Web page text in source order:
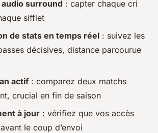
surround : capter chaque cri
sifflet
de stats en temps réel : suivez les
décisives, distance parcourue
actif : comparez deux matchs
crucial en fin de saison
à jour : vérifiez que vos accès
le coup d’envoi